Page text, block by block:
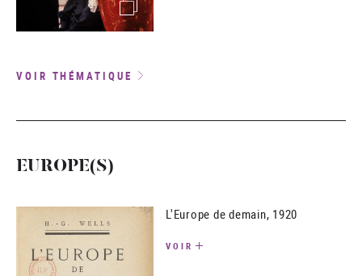
(image)
VOIR THÉMATIQUE
EUROPE(S)
L'Europe de demain, 1920
VOIR